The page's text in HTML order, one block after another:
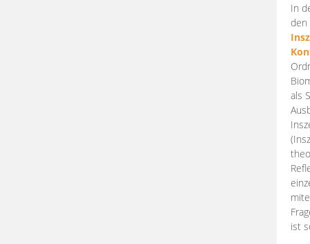
In
den
als
ist